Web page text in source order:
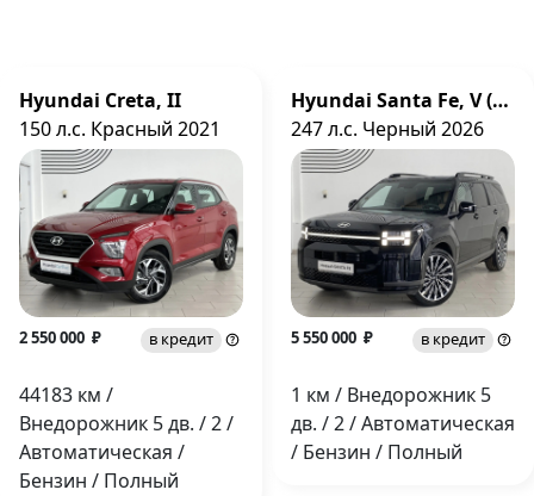
Hyundai Creta, II
150 л.с. Красный 2021
2 550 000 ₽ в кредит
44183 км /
Внедорожник 5 дв. / 2 /
Автоматическая /
Бензин / Полный
Hyundai Santa Fe, V (MX5)
247 л.с. Черный 2026
5 550 000 ₽ в кредит
1 км / Внедорожник 5
дв. / 2 / Автоматическая
/ Бензин / Полный